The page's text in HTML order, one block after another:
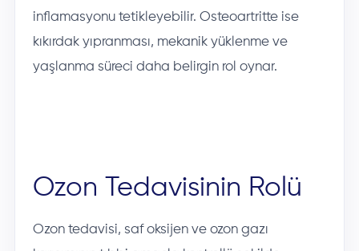
inflamasyonu tetikleyebilir. Osteoartritte ise
kıkırdak yıpranması, mekanik yüklenme ve
yaşlanma süreci daha belirgin rol oynar.
Ozon Tedavisinin Rolü
Ozon tedavisi, saf oksijen ve ozon gazı